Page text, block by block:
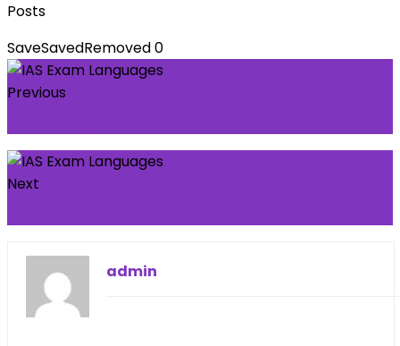
Posts
SaveSavedRemoved0
Previous
Next
admin